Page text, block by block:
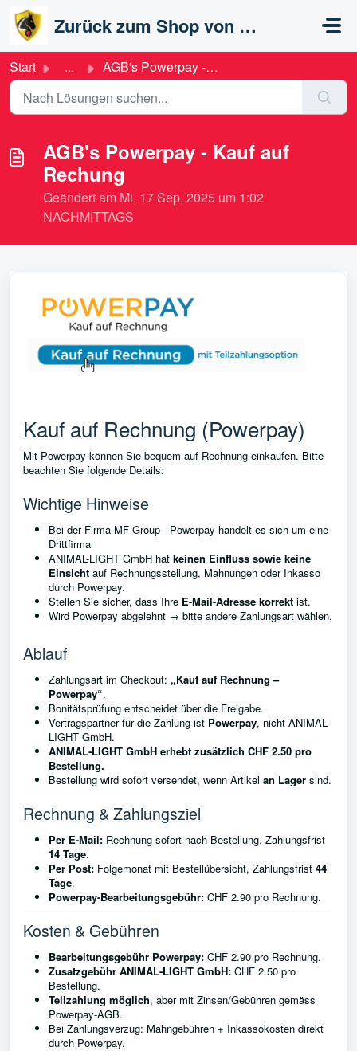
Zum hauptsächlichen Inhalt gehen
Zurück zum Shop von ANIMAL-LIGHT
Start ... AGB's Powerpay - Kauf auf Rechung
AGB's Powerpay - Kauf auf
Rechung
Geändert am Mi, 17 Sep, 2025 um 1:02
NACHMITTAGS
Kauf auf Rechnung (Powerpay)
Mit Powerpay können Sie bequem auf Rechnung einkaufen. Bitte
beachten Sie folgende Details:
Wichtige Hinweise
Bei der Firma MF Group - Powerpay handelt es sich um eine
Drittfirma
ANIMAL-LIGHT GmbH hat keinen Einfluss sowie keine
Einsicht auf Rechnungsstellung, Mahnungen oder Inkasso
durch Powerpay.
Stellen Sie sicher, dass Ihre E-Mail-Adresse korrekt ist.
Wird Powerpay abgelehnt → bitte andere Zahlungsart wählen.
Ablauf
Zahlungsart im Checkout: „Kauf auf Rechnung –
Powerpay“.
Bonitätsprüfung entscheidet über die Freigabe.
Vertragspartner für die Zahlung ist Powerpay, nicht ANIMAL-
LIGHT GmbH.
ANIMAL-LIGHT GmbH erhebt zusätzlich CHF 2.50 pro
Bestellung.
Bestellung wird sofort versendet, wenn Artikel an Lager sind.
Rechnung & Zahlungsziel
Per E-Mail: Rechnung sofort nach Bestellung, Zahlungsfrist
14 Tage.
Per Post: Folgemonat mit Bestellübersicht, Zahlungsfrist 44
Tage.
Powerpay-Bearbeitungsgebühr: CHF 2.90 pro Rechnung.
Kosten & Gebühren
Bearbeitungsgebühr Powerpay: CHF 2.90 pro Rechnung.
Zusatzgebühr ANIMAL-LIGHT GmbH: CHF 2.50 pro
Bestellung.
Teilzahlung möglich, aber mit Zinsen/Gebühren gemäss
Powerpay-AGB.
Bei Zahlungsverzug: Mahngebühren + Inkassokosten direkt
durch Powerpay.